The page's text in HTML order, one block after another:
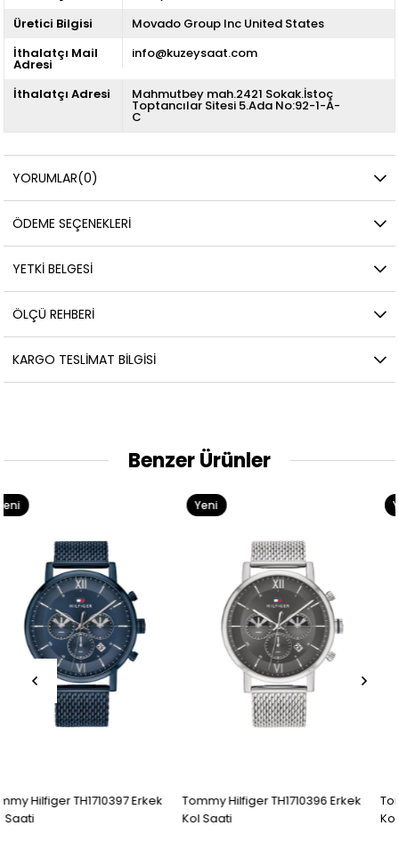
Üretici Bilgisi
Movado Group Inc United States
İthalatçı Mail
Adresi
info@kuzeysaat.com
İthalatçı Adresi Mahmutbey mah.2421 Sokak.İstoç
Toptancılar Sitesi 5.Ada No:92-1-A-
C
YORUMLAR(0)
ÖDEME SEÇENEKLERI
YETKİ BELGESİ
ÖLÇÜ REHBERI
KARGO TESLIMAT BILGISI
Benzer Ürünler
Tommy Hilfiger TH1710396 Erkek
Kol Saati
Tommy Hilfiger TH1791415
Kol Saati